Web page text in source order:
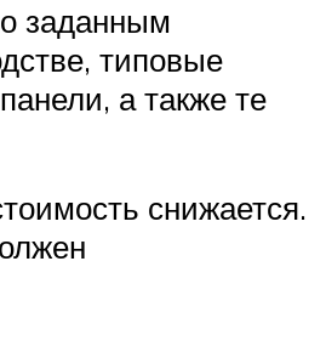
заданным
типовые
а также те
снижается.